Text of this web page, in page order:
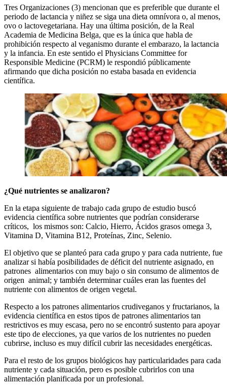
Tres Organizaciones (3) mencionan que es preferible que durante el
periodo de lactancia y niñez se siga una dieta omnívora o, al menos,
ovo o lactovegetariana. Hay una última posición, de la Real
Academia de Medicina Belga, que es la única que habla de
prohibición respecto al veganismo durante el embarazo, la lactancia
y la infancia. En este sentido el Physicians Committee for
Responsible Medicine (PCRM) le respondió públicamente
afirmando que dicha posición no estaba basada en evidencia
científica.
¿Qué nutrientes se analizaron?
En la etapa siguiente de trabajo cada grupo de estudio buscó
evidencia científica sobre nutrientes que podrían considerarse
críticos, los mismos son: Calcio, Hierro, Ácidos grasos omega 3,
Vitamina D, Vitamina B12, Proteínas, Zinc, Selenio.
El objetivo que se planteó para cada grupo y para cada nutriente, fue
analizar si había posibilidades de déficit del nutriente asignado, en
patrones alimentarios con muy bajo o sin consumo de alimentos de
origen animal; y también determinar cuáles eran las fuentes del
nutriente con alimentos de origen vegetal.
Respecto a los patrones alimentarios crudiveganos y fructarianos, la
evidencia científica en estos tipos de patrones alimentarios tan
restrictivos es muy escasa, pero no se encontró sustento para apoyar
este tipo de elecciones, ya que varios de los nutrientes no pueden
cubrirse, incluso es muy difícil cubrir las necesidades energéticas.
Para el resto de los grupos biológicos hay particularidades para cada
nutriente y cada situación, pero es posible cubrirlos con una
alimentación planificada por un profesional.